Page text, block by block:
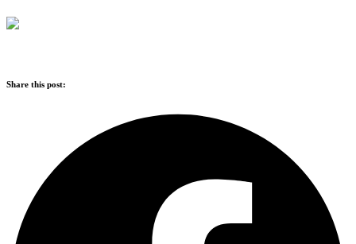
Share this post: